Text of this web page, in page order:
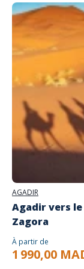
AGADIR
Agadir vers
Zagora
À partir de
1 990,00